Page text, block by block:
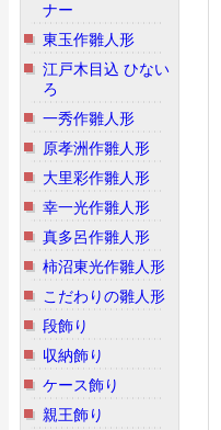
ナー
東玉作雛人形
江戸木目込 ひない
ろ
一秀作雛人形
原孝洲作雛人形
大里彩作雛人形
幸一光作雛人形
真多呂作雛人形
柿沼東光作雛人形
こだわりの雛人形
段飾り
収納飾り
ケース飾り
親王飾り